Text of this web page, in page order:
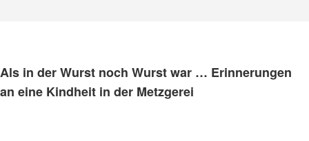
Als in der Wurst noch Wurst war … Erinnerungen
an eine Kindheit in der Metzgerei